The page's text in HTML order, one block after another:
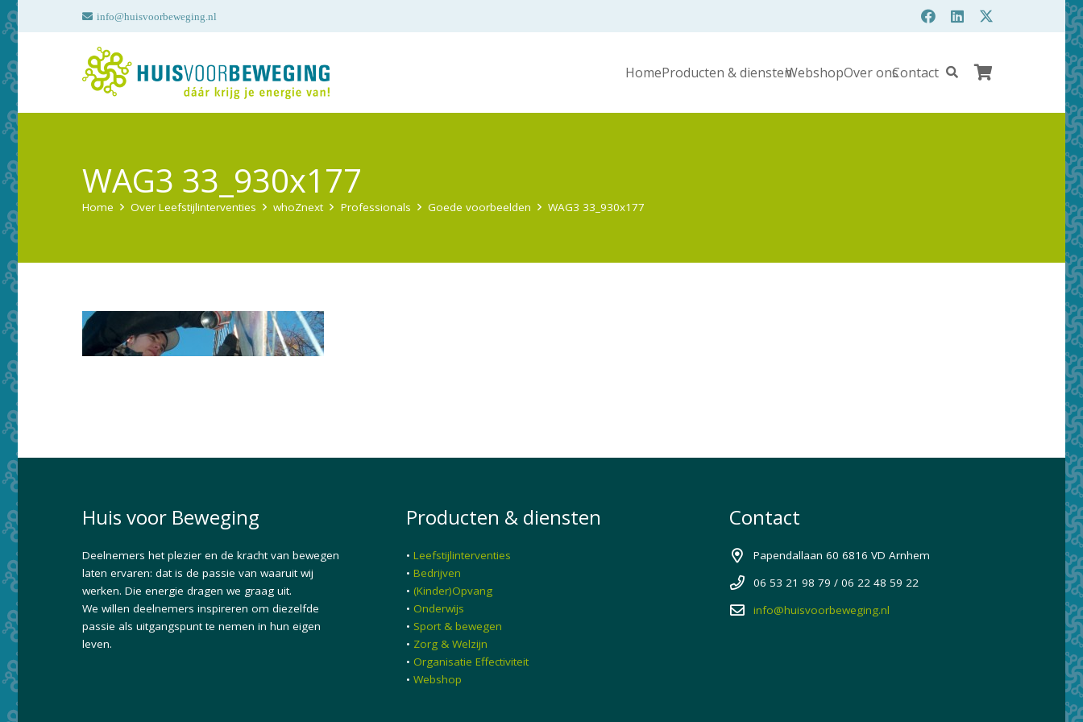
info@huisvoorbeweging.nl
HomeProducten & dienstenWebshopOver onsContact
WAG3 33_930x177
Home Over Leefstijlinterventies whoZnext Professionals Goede voorbeelden WAG3 33_930x177
Huis voor Beweging
Deelnemers het plezier en de kracht van bewegen
laten ervaren: dat is de passie van waaruit wij
werken. Die energie dragen we graag uit.
We willen deelnemers inspireren om diezelfde
passie als uitgangspunt te nemen in hun eigen
leven.
Producten & diensten
• Leefstijlinterventies
• Bedrijven
• (Kinder)Opvang
• Onderwijs
• Sport & bewegen
• Zorg & Welzijn
• Organisatie Effectiviteit
• Webshop
Contact
Papendallaan 60 6816 VD Arnhem
06 53 21 98 79 / 06 22 48 59 22
info@huisvoorbeweging.nl